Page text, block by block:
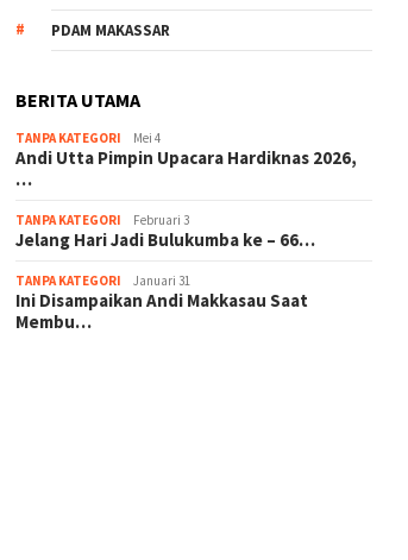
PDAM MAKASSAR
BERITA UTAMA
TANPA KATEGORI Mei 4
Andi Utta Pimpin Upacara Hardiknas 2026,
…
TANPA KATEGORI Februari 3
Jelang Hari Jadi Bulukumba ke – 66…
TANPA KATEGORI Januari 31
Ini Disampaikan Andi Makkasau Saat
Membu…